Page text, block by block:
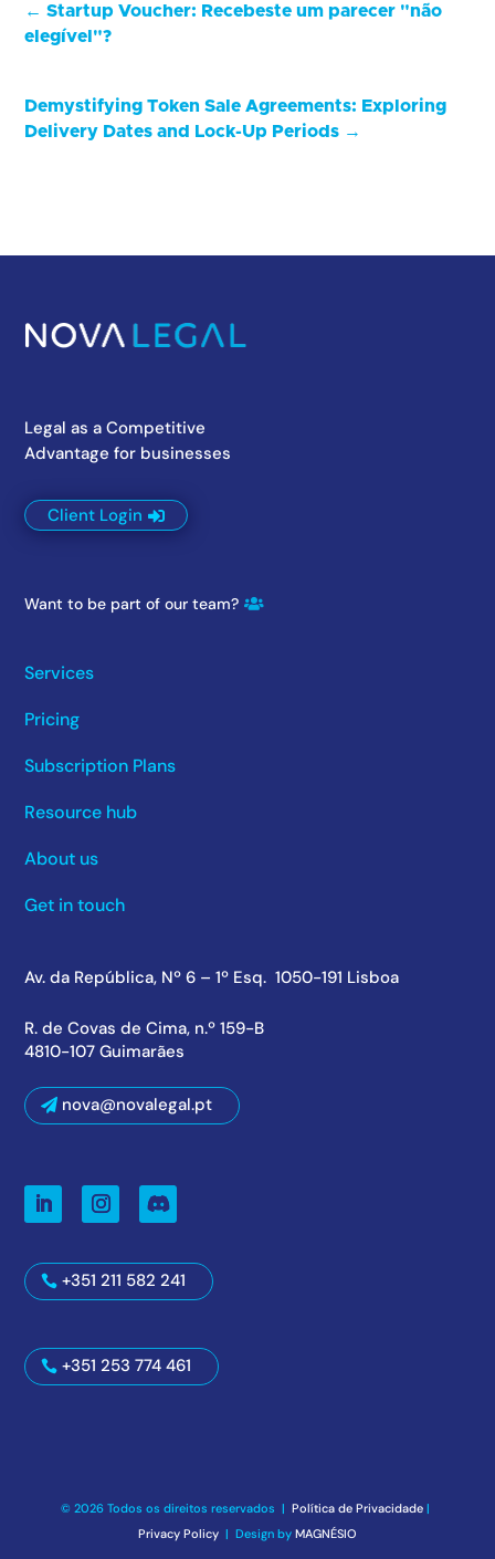
←Startup Voucher: Recebeste um parecer "não
elegível"?
Demystifying Token Sale Agreements: Exploring
Delivery Dates and Lock-Up Periods →
Legal as a Competitive
Advantage for businesses
Client Login
Want to be part of our team?
Services
Pricing
Subscription Plans
Resource hub
About us
Get in touch
Av. da República, Nº 6 – 1º Esq. 1050-191 Lisboa
R. de Covas de Cima, n.º 159-B
4810-107 Guimarães
nova@novalegal.pt
+351 211 582 241
+351 253 774 461
© 2026 Todos os direitos reservados |Política de Privacidade |
Privacy Policy | Design by MAGNÉSIO